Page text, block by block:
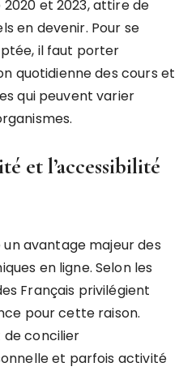
et 2023, attire de
en devenir. Pour se
il faut porter
quotidienne des cours et
qui peuvent varier
et l’accessibilité
avantage majeur des
en ligne. Selon les
Français privilégient
pour cette raison.
concilier
et parfois activité